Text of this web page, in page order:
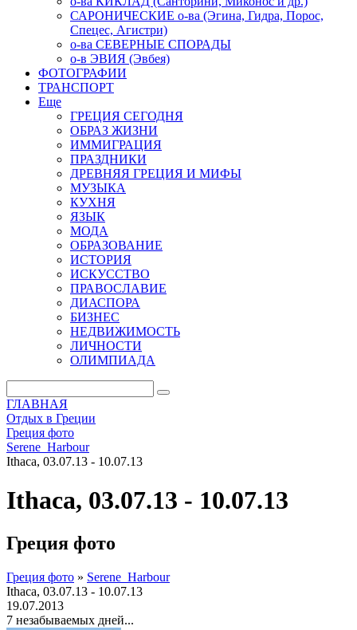
САРОНИЧЕСКИЕ о-ва (Эгина, Гидра, Порос,
Спецес, Агистри)
о-ва СЕВЕРНЫЕ СПОРАДЫ
о-в ЭВИЯ (Эвбея)
ФОТОГРАФИИ
ТРАНСПОРТ
Еще
ГРЕЦИЯ СЕГОДНЯ
ОБРАЗ ЖИЗНИ
ИММИГРАЦИЯ
ПРАЗДНИКИ
ДРЕВНЯЯ ГРЕЦИЯ И МИФЫ
МУЗЫКА
КУХНЯ
ЯЗЫК
МОДА
ОБРАЗОВАНИЕ
ИСТОРИЯ
ИСКУССТВО
ПРАВОСЛАВИЕ
ДИАСПОРА
БИЗНЕС
НЕДВИЖИМОСТЬ
ЛИЧНОСТИ
ОЛИМПИАДА
ГЛАВНАЯ
Отдых в Греции
Греция фото
Serene_Harbour
Ithaca, 03.07.13 - 10.07.13
Ithaca, 03.07.13 - 10.07.13
Греция фото
Греция фото » Serene_Harbour
Ithaca, 03.07.13 - 10.07.13
19.07.2013
7 незабываемых дней...